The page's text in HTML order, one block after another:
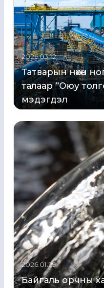
2026.03.12
Татварын нөхөн
талаар “Оюу
мэдэгдэл
2026.01.29
Байгаль орчны